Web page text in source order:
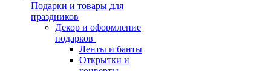
Подарки и товары для
праздников
Декор и оформление
подарков
Ленты и банты
Открытки и